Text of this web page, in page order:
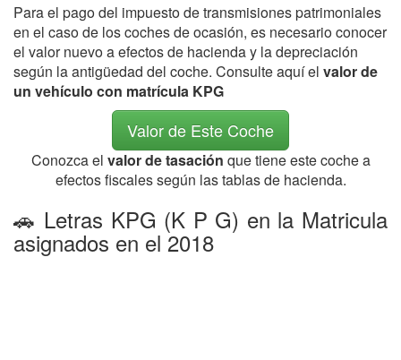
Para el pago del impuesto de transmisiones patrimoniales
en el caso de los coches de ocasión, es necesario conocer
el valor nuevo a efectos de hacienda y la depreciación
según la antigüedad del coche. Consulte aquí el valor de
un vehículo con matrícula KPG
Valor de Este Coche
Conozca el valor de tasación que tiene este coche a
efectos fiscales según las tablas de hacienda.
🚗 Letras KPG (K P G) en la Matricula
asignados en el 2018